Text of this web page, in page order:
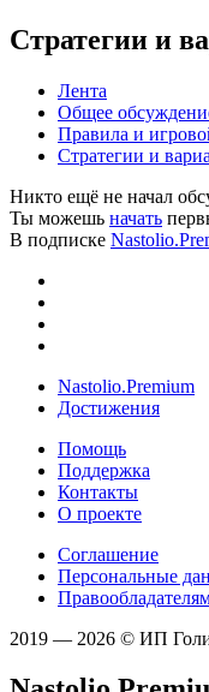
Стратегии и
Лента
Общее
Правила и
Стратегии и
Никто ещё не начал
Ты можешь начать
В подписке
Nastolio.Premium
Достижения
Помощь
Поддержка
Контакты
О проекте
Соглашение
Персональные
2019 — 2026 © ИП